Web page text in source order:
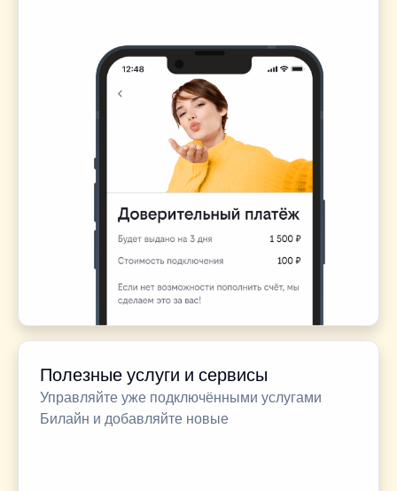
Полезные услуги и сервисы
Управляйте уже подключёнными услугами
Билайн и добавляйте новые